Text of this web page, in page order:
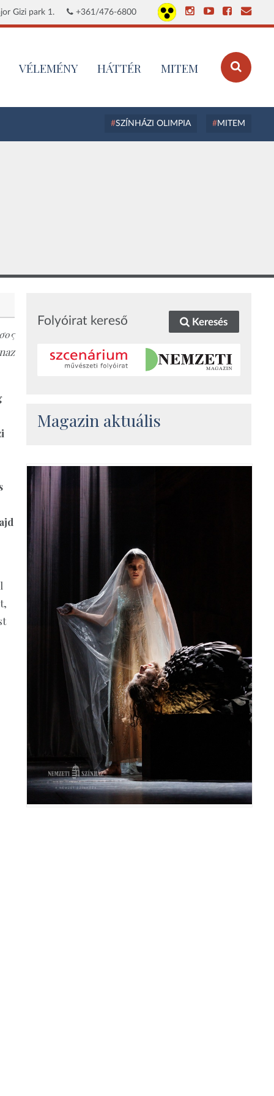
Gizi park 1. +361/476-6800
VÉLEMÉNY HÁTTÉR MITEM
SZÍNHÁZI OLIMPIA MITEM
Folyóirat kereső Keresés
Magazin aktuális